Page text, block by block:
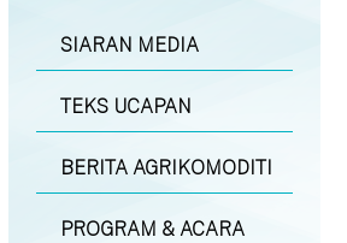
SIARAN MEDIA
TEKS UCAPAN
BERITA AGRIKOMODITI
PROGRAM & ACARA